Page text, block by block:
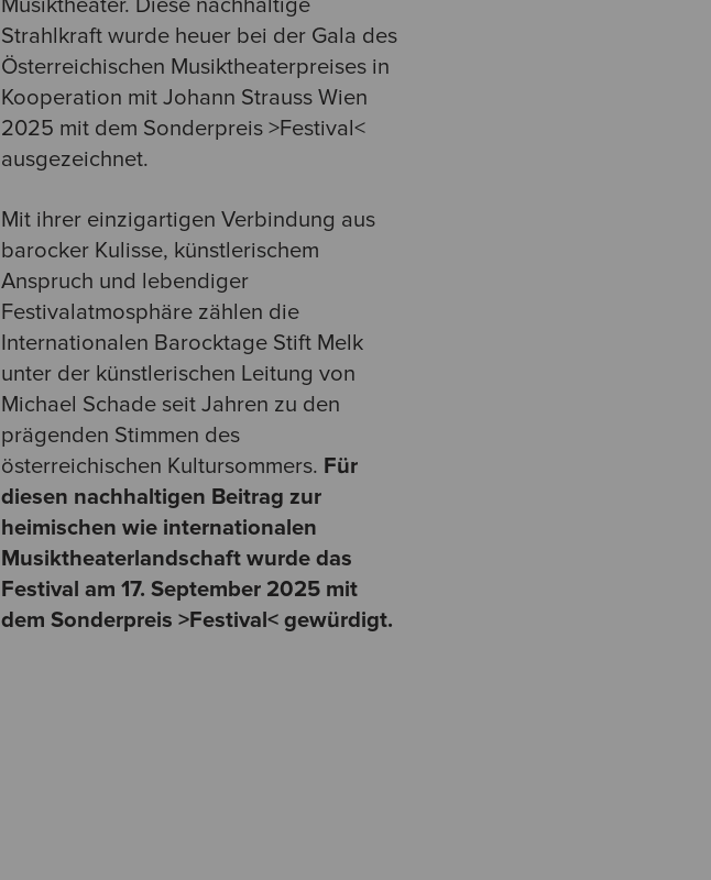
Strahlkraft wurde heuer bei der Gala des
Österreichischen Musiktheaterpreises in
Kooperation mit Johann Strauss Wien
2025 mit dem Sonderpreis >Festival<
ausgezeichnet.
Mit ihrer einzigartigen Verbindung aus
barocker Kulisse, künstlerischem
Anspruch und lebendiger
Festivalatmosphäre zählen die
Internationalen Barocktage Stift Melk
unter der künstlerischen Leitung von
Michael Schade seit Jahren zu den
prägenden Stimmen des
österreichischen Kultursommers. Für
diesen nachhaltigen Beitrag zur
heimischen wie internationalen
Musiktheaterlandschaft wurde das
Festival am 17. September 2025 mit
dem Sonderpreis >Festival< gewürdigt.